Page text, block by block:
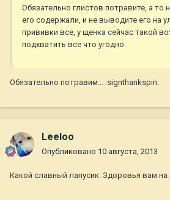
Обязательно глистов потравите, а то
его содержали, и не выводите его на
прививки все, у щенка сейчас такой
подхватить все что угодно.
Обязательно потравим... :signthankspin:
Leeloo
Опубликовано 10 августа, 2013
Какой славный лапусик. Здоровья вам на